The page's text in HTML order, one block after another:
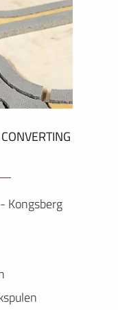
Kongsberg